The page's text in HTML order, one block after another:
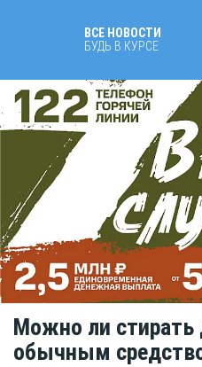
ВСЕ НОВОСТИ
БУДЬ В КУРСЕ
Можно ли стирать
обычным